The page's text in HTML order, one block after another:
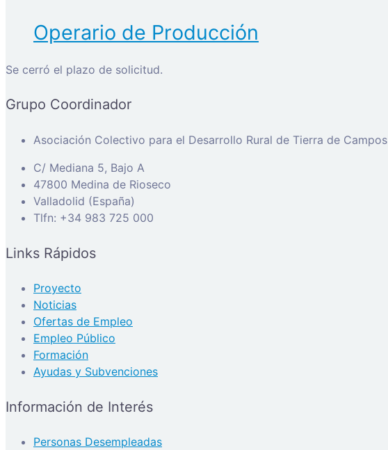
Operario de Producción
Se cerró el plazo de solicitud.
Grupo Coordinador
Asociación Colectivo para el Desarrollo Rural de Tierra de Campos
C/ Mediana 5, Bajo A
47800 Medina de Rioseco
Valladolid (España)
Tlfn: +34 983 725 000
Links Rápidos
Proyecto
Noticias
Ofertas de Empleo
Empleo Público
Formación
Ayudas y Subvenciones
Información de Interés
Personas Desempleadas